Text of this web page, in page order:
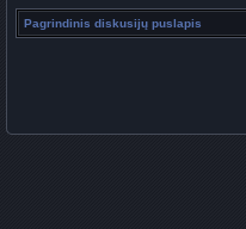
Pagrindinis diskusijų puslapis